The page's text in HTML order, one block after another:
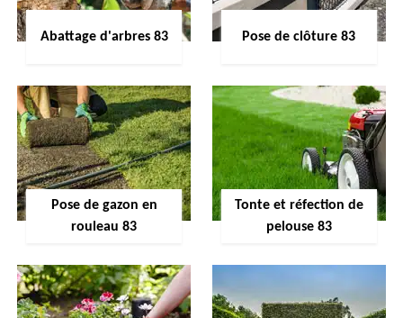
Abattage d'arbres 83 Pose de clôture 83
Pose de gazon en
rouleau 83
Tonte et réfection de
pelouse 83